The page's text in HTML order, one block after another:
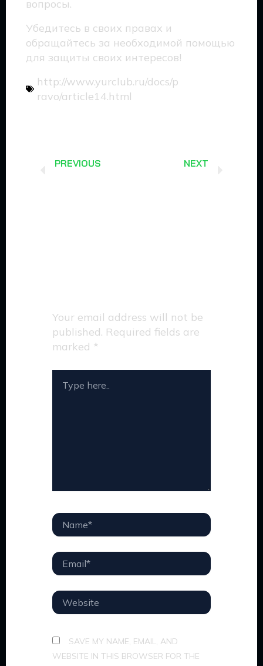
вопросы.
Убедитесь в своих правах и
обращайтесь за необходимой помощью
для защиты своих интересов!
http://www.yurclub.ru/docs/p
ravo/article14.html
PREVIOUS NEXT
Your email address will not be
published. Required fields are
marked *
HERE..
NAME*
EMAIL*
WEBSITE
SAVE MY NAME, EMAIL, AND
WEBSITE IN THIS BROWSER FOR THE